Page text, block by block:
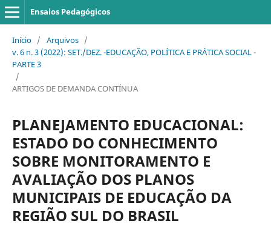
Ensaios Pedagógicos
Início / Arquivos /
v. 6 n. 3 (2022): SET./DEZ. -EDUCAÇÃO, POLÍTICA E PRÁTICA SOCIAL -
PARTE 3
/
ARTIGOS DE DEMANDA CONTÍNUA
PLANEJAMENTO EDUCACIONAL:
ESTADO DO CONHECIMENTO
SOBRE MONITORAMENTO E
AVALIAÇÃO DOS PLANOS
MUNICIPAIS DE EDUCAÇÃO DA
REGIÃO SUL DO BRASIL